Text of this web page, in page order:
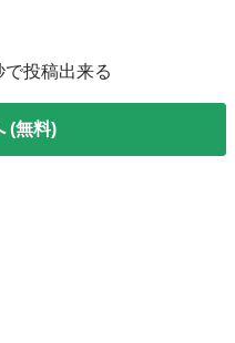
投稿出来る
(無料)